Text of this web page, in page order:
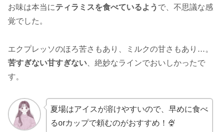
お味は本当にティラミスを食べているよう で、不思議な感
覚でした。
エクプレッソのほろ苦さもあり、ミルクの甘さもあり…。
苦すぎない甘すぎない 、絶妙なラインでおいしかったで
す。
夏場はアイスが溶けやすいので、早めに食べ
るorカップで頼むのがおすすめ！🍨